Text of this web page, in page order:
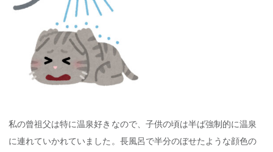
私の曾祖父は特に温泉好きなので、子供の頃は半ば強制的に温泉
に連れていかれていました。長風呂で半分のぼせたような顔色の